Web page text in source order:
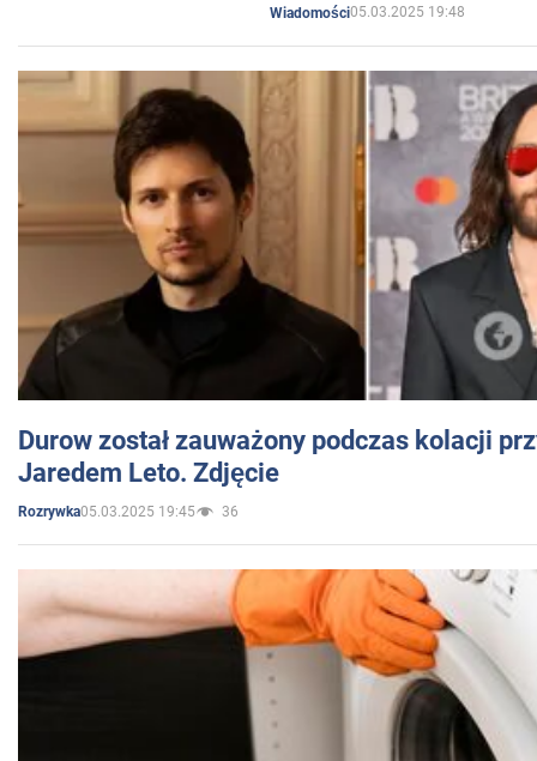
Wiadomości05.03.2025 19:48
Durow został zauważony podczas kolacji
Jaredem Leto. Zdjęcie
Rozrywka05.03.2025 19:45 36